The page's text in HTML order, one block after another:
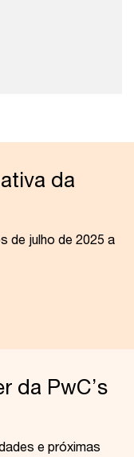
da
de julho de 2025 a
da PwC’s
e próximas